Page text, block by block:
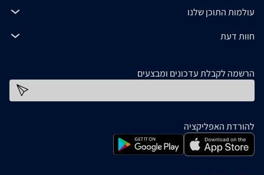
עולמות התוכן שלנו
חוות דעת
הרשמה לקבלת עדכונים ומבצעים
להורדת האפליקציה